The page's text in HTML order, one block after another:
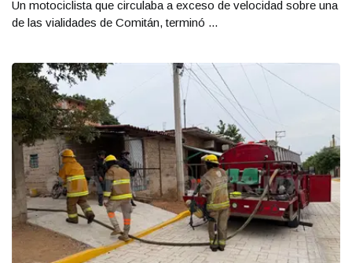
Un motociclista que circulaba a exceso de velocidad sobre una
de las vialidades de Comitán, terminó ...